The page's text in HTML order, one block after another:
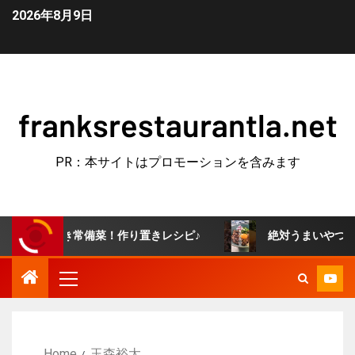
2026年8月9日
franksrestaurantla.net
PR：本サイトはプロモーションを含みます
き常備菜！作り置きレシピ♪ 絶対うまいやつ！牛すき